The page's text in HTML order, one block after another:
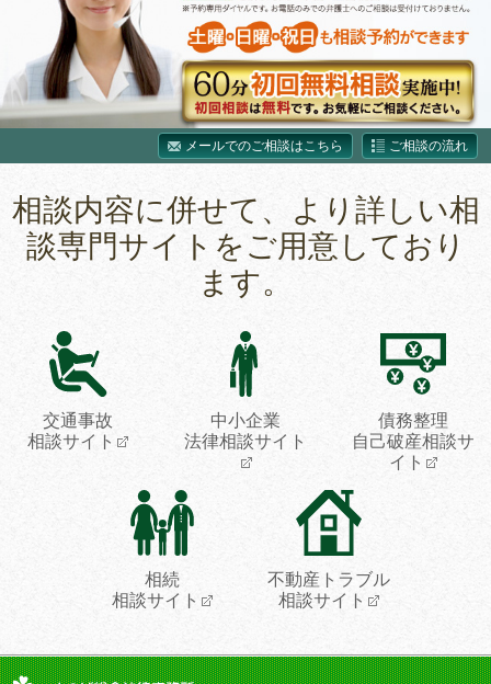
メールでのご相談はこちら ご相談の流れ
相談内容に併せて、より詳しい相
談専門サイトをご用意しており
ます。
交通事故
相談サイト
中小企業
法律相談サイト
債務整理
自己破産相談サ
イト
相続
相談サイト
不動産トラブル
相談サイト